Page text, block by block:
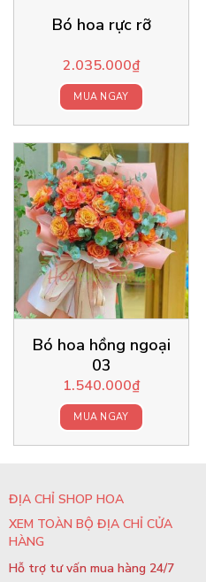
Bó hoa rực rỡ
2.035.000₫
MUA NGAY
Bó hoa hồng ngoại
03
1.540.000₫
MUA NGAY
ĐỊA CHỈ SHOP HOA
XEM TOÀN BỘ ĐỊA CHỈ CỬA
HÀNG
Hỗ trợ tư vấn mua hàng 24/7